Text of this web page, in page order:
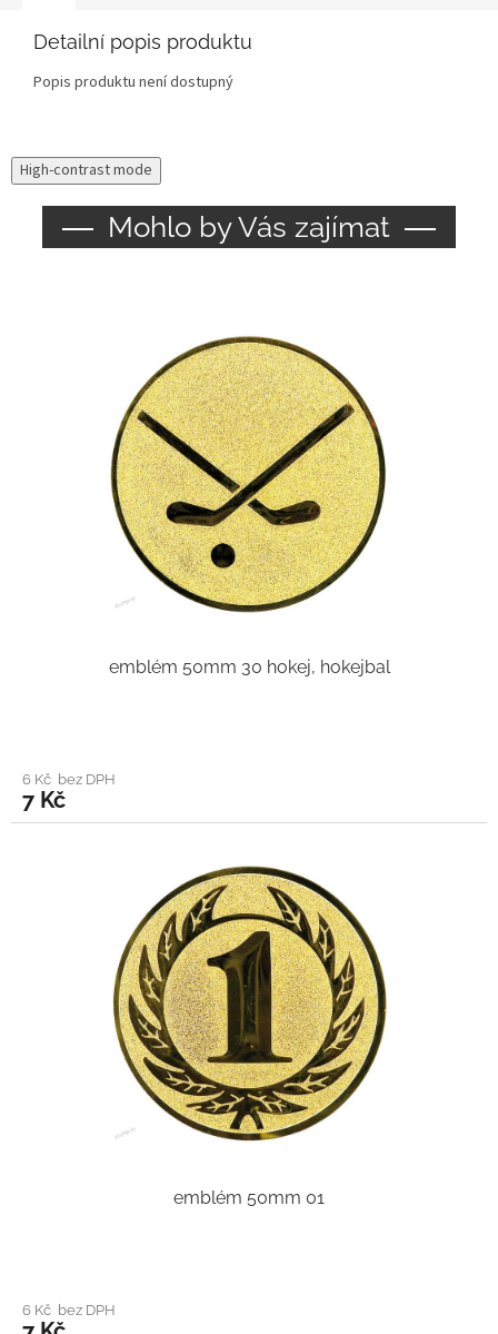
Detailní popis produktu
Popis produktu není dostupný
High-contrast mode
Mohlo by Vás zajímat
emblém 50mm 30 hokej, hokejbal
6 Kč bez DPH
7 Kč
emblém 50mm 01
6 Kč bez DPH